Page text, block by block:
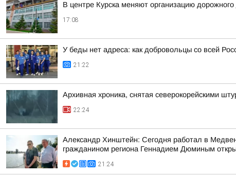
В центре Курска меняют организацию
17:08
У беды нет адреса: как добровольцы со всей
21:22
Архивная хроника, снятая северокорейскими
22:24
Александр Хинштейн: Сегодня работал в
гражданином региона Геннадием Дюминым
21:24